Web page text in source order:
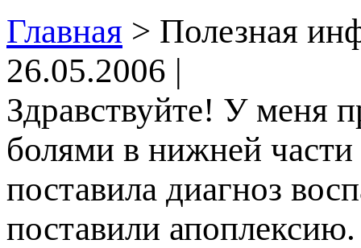
Главная > Полезная
26.05.2006 |
Здравствуйте! У меня
олями в нижней части
оставила диагноз
оставили апоплексию.